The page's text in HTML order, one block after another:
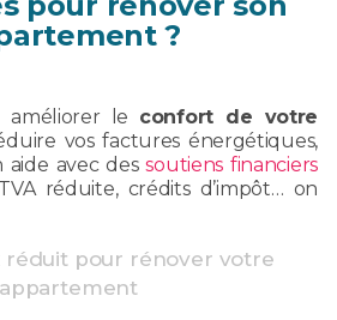
?
améliorer le confort de votre
vos factures énergétiques,
aide avec dessoutiens financiers
réduite, crédits d’impôt… on
réduit pour rénover votre
appartement